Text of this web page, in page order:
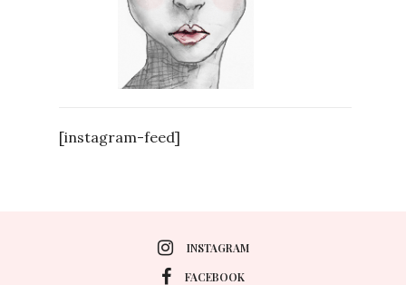
[instagram-feed]
INSTAGRAM
FACEBOOK